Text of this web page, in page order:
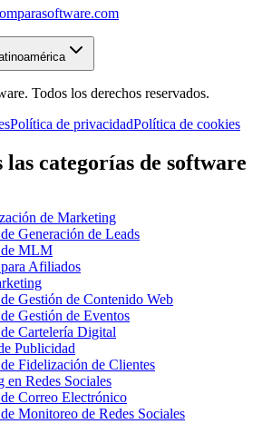
Todos los derechos reservados.
Política de privacidadPolítica de cookies
categorías de software
de Marketing
Generación de Leads
de MLM
Afiliados
Gestión de Contenido Web
Gestión de Eventos
Cartelería Digital
Publicidad
Fidelización de Clientes
en Redes Sociales
Correo Electrónico
Monitoreo de Redes Sociales